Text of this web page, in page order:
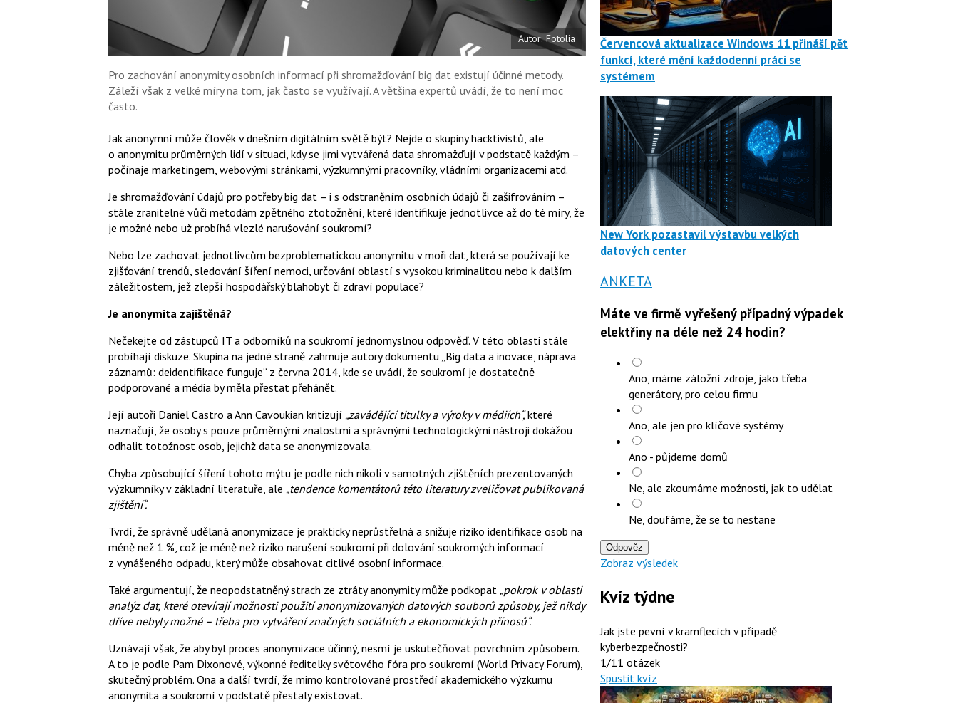
Autor: Fotolia
Pro zachování anonymity osobních informací při shromažďování big dat existují účinné metody.
Záleží však z velké míry na tom, jak často se využívají. A většina expertů uvádí, že to není moc
často.
Jak anonymní může člověk v dnešním digitálním světě být? Nejde o skupiny hacktivistů, ale
o anonymitu průměrných lidí v situaci, kdy se jimi vytvářená data shromažďují v podstatě každým –
počínaje marketingem, webovými stránkami, výzkumnými pracovníky, vládními organizacemi atd.
Je shromažďování údajů pro potřeby big dat – i s odstraněním osobních údajů či zašifrováním –
stále zranitelné vůči metodám zpětného ztotožnění, které identifikuje jednotlivce až do té míry, že
je možné nebo už probíhá vlezlé narušování soukromí?
Nebo lze zachovat jednotlivcům bezproblematickou anonymitu v moři dat, která se používají ke
zjišťování trendů, sledování šíření nemoci, určování oblastí s vysokou kriminalitou nebo k dalším
záležitostem, jež zlepší hospodářský blahobyt či zdraví populace?
Je anonymita zajištěná?
Nečekejte od zástupců IT a odborníků na soukromí jednomyslnou odpověď. V této oblasti stále
probíhají diskuze. Skupina na jedné straně zahrnuje autory dokumentu „Big data a inovace, náprava
záznamů: deidentifikace funguje“ z června 2014, kde se uvádí, že soukromí je dostatečně
podporované a média by měla přestat přehánět.
Její autoři Daniel Castro a Ann Cavoukian kritizují „zavádějící titulky a výroky v médiích“,které
naznačují, že osoby s pouze průměrnými znalostmi a správnými technologickými nástroji dokážou
odhalit totožnost osob, jejichž data se anonymizovala.
Chyba způsobující šíření tohoto mýtu je podle nich nikoli v samotných zjištěních prezentovaných
výzkumníky v základní literatuře, ale „tendence komentátorů této literatury zveličovat publikovaná
zjištění“.
Tvrdí, že správně udělaná anonymizace je prakticky neprůstřelná a snižuje riziko identifikace osob na
méně než 1 %, což je méně než riziko narušení soukromí při dolování soukromých informací
z vynášeného odpadu, který může obsahovat citlivé osobní informace.
Také argumentují, že neopodstatněný strach ze ztráty anonymity může podkopat „pokrok v oblasti
analýz dat, které otevírají možnosti použití anonymizovaných datových souborů způsoby, jež nikdy
dříve nebyly možné – třeba pro vytváření značných sociálních a ekonomických přínosů“.
Uznávají však, že aby byl proces anonymizace účinný, nesmí je uskutečňovat povrchním způsobem.
A to je podle Pam Dixonové, výkonné ředitelky světového fóra pro soukromí (World Privacy Forum),
skutečný problém. Ona a další tvrdí, že mimo kontrolované prostředí akademického výzkumu
anonymita a soukromí v podstatě přestaly existovat.
Červencová aktualizace Windows 11 přináší pět
funkcí, které mění každodenní práci se
systémem
New York pozastavil výstavbu velkých
datových center
ANKETA
Máte ve firmě vyřešený případný výpadek
elektřiny na déle než 24 hodin?
Ano, máme záložní zdroje, jako třeba
generátory, pro celou firmu
Ano, ale jen pro klíčové systémy
Ano - půjdeme domů
Ne, ale zkoumáme možnosti, jak to udělat
Ne, doufáme, že se to nestane
Odpověz
Zobraz výsledek
Kvíz týdne
Jak jste pevní v kramflecích v případě
kyberbezpečnosti?
1/11 otázek
Spustit kvíz